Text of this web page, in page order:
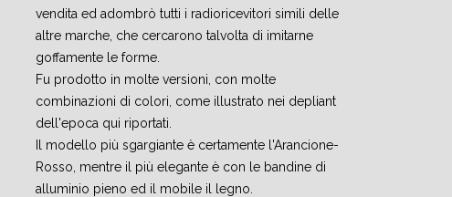
vendita ed adombrò tutti i radioricevitori simili delle
altre marche, che cercarono talvolta di imitarne
goffamente le forme.
Fu prodotto in molte versioni, con molte
combinazioni di colori, come illustrato nei depliant
dell'epoca qui riportati.
Il modello più sgargiante è certamente l'Arancione-
Rosso, mentre il più elegante è con le bandine di
alluminio pieno ed il mobile il legno.